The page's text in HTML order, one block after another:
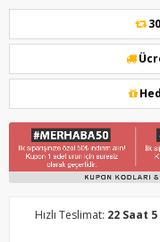
Hızlı Teslimat: 22 Saat